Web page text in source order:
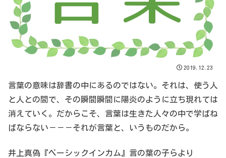
2019.12.23
言葉の意味は辞書の中にあるのではない。それは、使う人
と人との間で、その瞬間瞬間に陽炎のように立ち現れては
消えていく。だからこそ、言葉は生きた人々の中で学ばね
ばならない－－－それが言葉と、いうものだから。
井上真偽『ベーシックインカム』言の葉の子らより